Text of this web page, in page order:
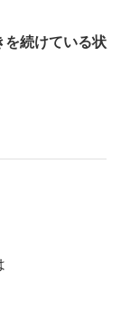
を続けている状